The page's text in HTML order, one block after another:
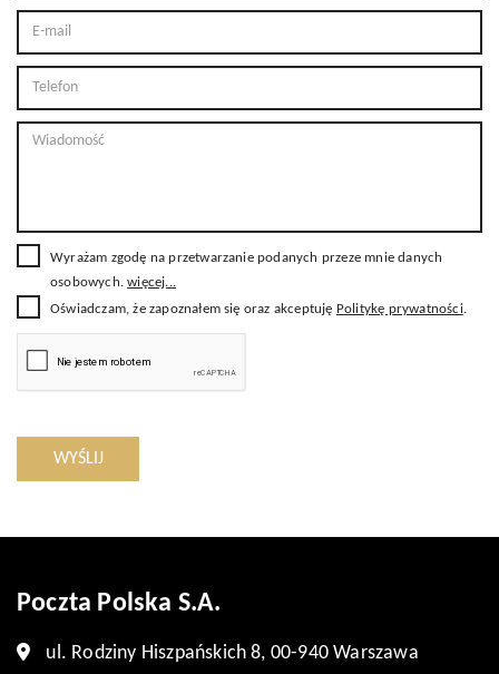
Wyrażam zgodę na przetwarzanie podanych przeze mnie danych
osobowych.więcej...
Oświadczam, że zapoznałem się oraz akceptuję Politykę prywatności.
WYŚLIJ
Poczta Polska S.A.
ul. Rodziny Hiszpańskich 8, 00-940 Warszawa